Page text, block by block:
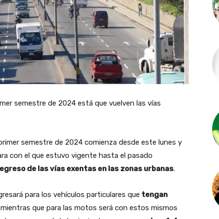
semestre de 2024 está que vuelven las vías
semestre de 2024 comienza desde este lunes y
con el que estuvo vigente hasta el pasado
de las vías exentas en las zonas urbanas.
para los vehículos particulares que tengan
que para las motos será con estos mismos